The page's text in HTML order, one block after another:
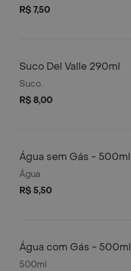
R$ 7,50
Suco Del Valle 290ml
Suco.
R$ 8,00
Água sem Gás - 500ml
Água
R$ 5,50
Água com Gás - 500ml
500ml